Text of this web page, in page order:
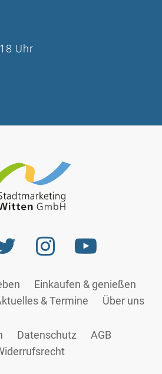
Uhr
Einkaufen & genießen
& Termine (Standort)
Über uns
Datenschutz
AGB